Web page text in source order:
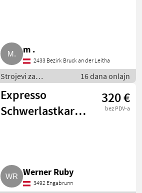
m .
2433 Bezirk Bruck an der Leitha
Strojevi za
vinogradarstvo /
Ostali strojevi za
vinogradarstvo
16 dana onlajn
Expresso
Schwerlastkarre,
320 €
bez PDV-a
Werner Ruby
3492 Engabrunn